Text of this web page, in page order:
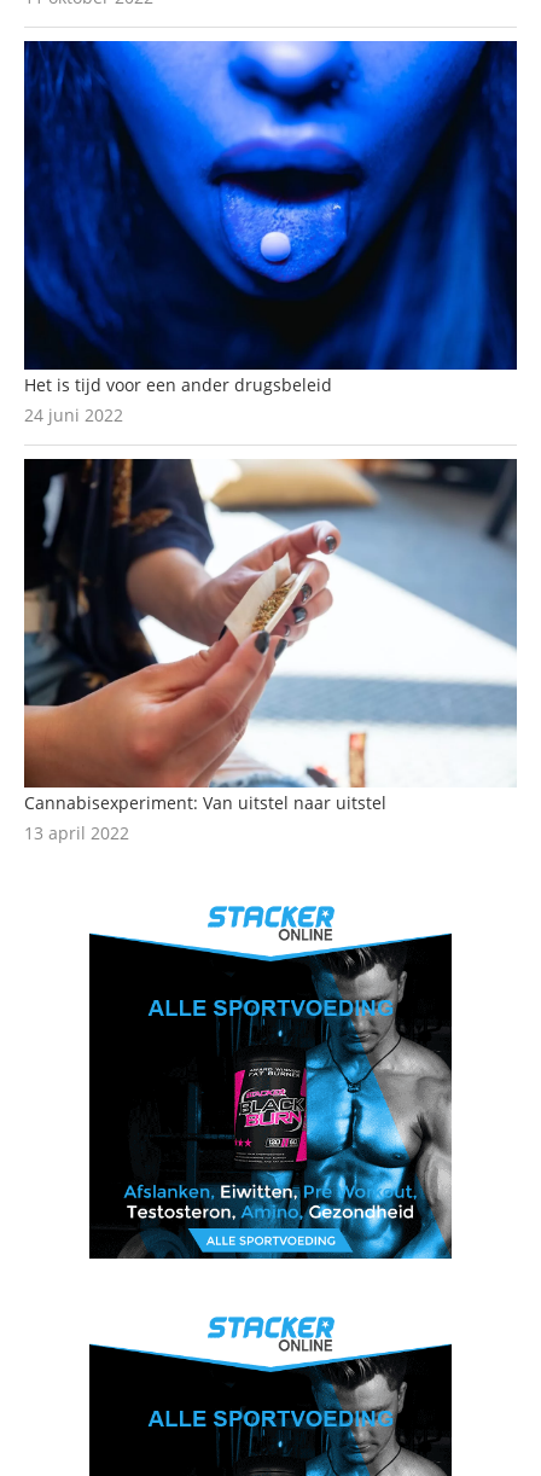
Het is tijd voor een ander drugsbeleid
24 juni 2022
Cannabisexperiment: Van uitstel naar uitstel
13 april 2022